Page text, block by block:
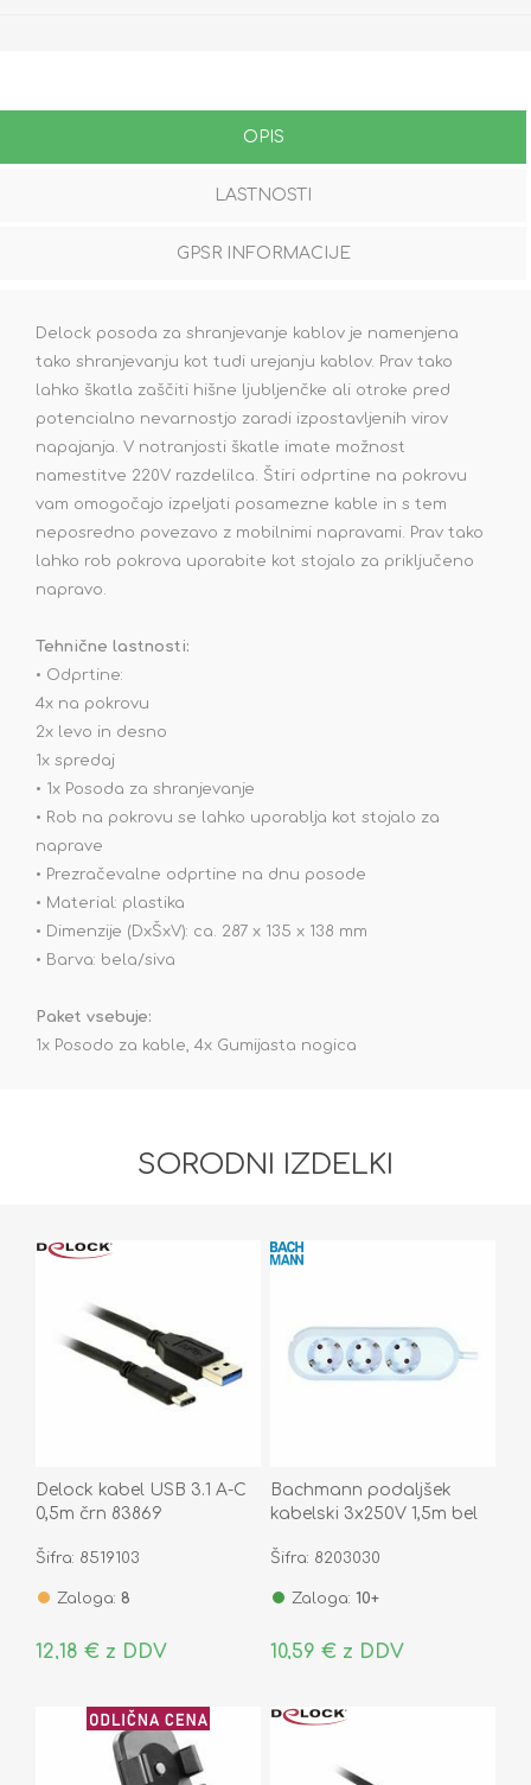
OPIS
LASTNOSTI
GPSR INFORMACIJE
Delock posoda za shranjevanje kablov je namenjena
tako shranjevanju kot tudi urejanju kablov. Prav tako
lahko škatla zaščiti hišne ljubljenčke ali otroke pred
potencialno nevarnostjo zaradi izpostavljenih virov
napajanja. V notranjosti škatle imate možnost
namestitve 220V razdelilca. Štiri odprtine na pokrovu
vam omogočajo izpeljati posamezne kable in s tem
neposredno povezavo z mobilnimi napravami. Prav tako
lahko rob pokrova uporabite kot stojalo za priključeno
napravo.
Tehnične lastnosti:
• Odprtine:
4x na pokrovu
2x levo in desno
1x spredaj
• 1x Posoda za shranjevanje
• Rob na pokrovu se lahko uporablja kot stojalo za
naprave
• Prezračevalne odprtine na dnu posode
• Material: plastika
• Dimenzije (DxŠxV): ca. 287 x 135 x 138 mm
• Barva: bela/siva
Paket vsebuje:
1x Posodo za kable, 4x Gumijasta nogica
SORODNI IZDELKI
Delock kabel USB 3.1 A-C
0,5m črn 83869
Šifra: 8519103
Zaloga: 8
12,18 € z DDV
Bachmann podaljšek
kabelski 3x250V 1,5m bel
Šifra: 8203030
Zaloga: 10+
10,59 € z DDV